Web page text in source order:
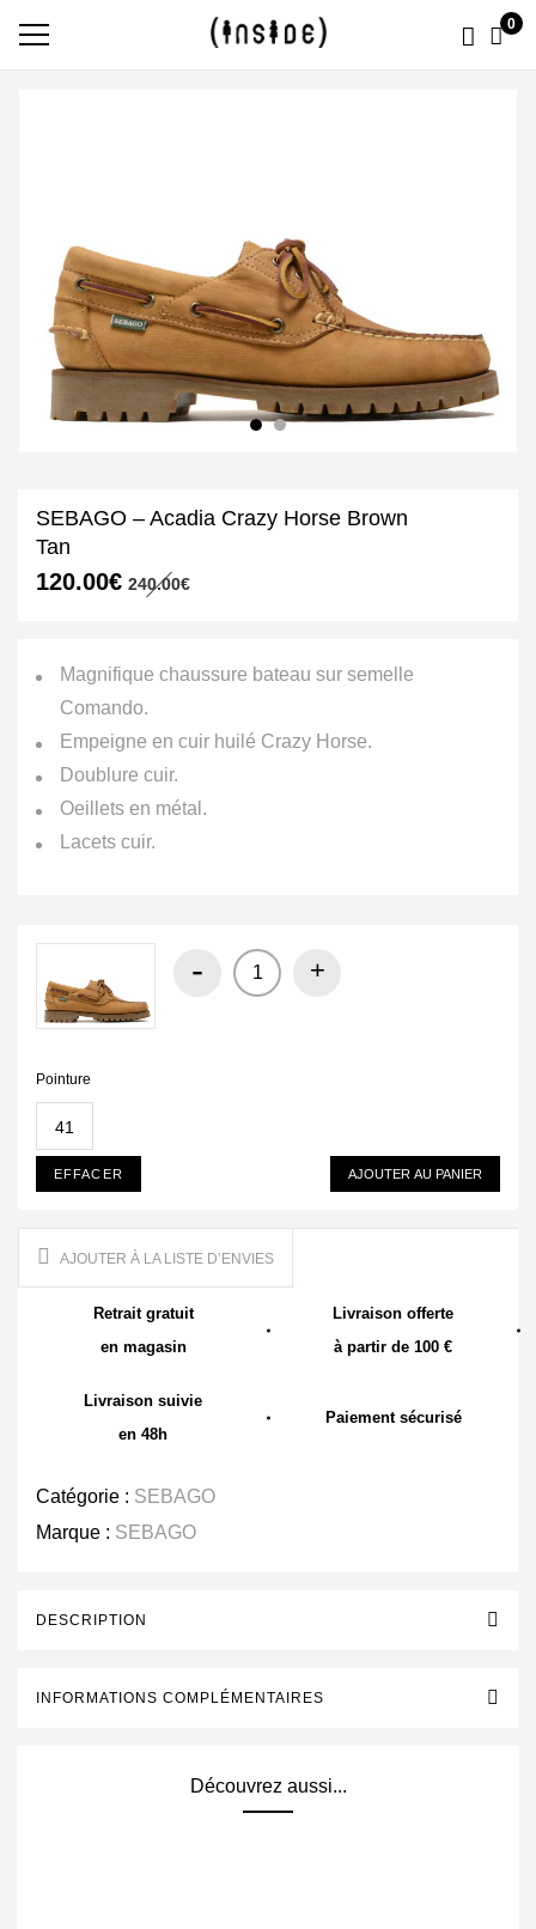
0
SEBAGO – Acadia Crazy Horse Brown
Tan
240.00€Le
240.00€.
120.00€ Le
120.00€.
Magnifique chaussure bateau sur semelle
Comando.
Empeigne en cuir huilé Crazy Horse.
Doublure cuir.
Oeillets en métal.
Lacets cuir.
- +
Pointure
41
EFFACER AJOUTER AU PANIER
AJOUTER À LA LISTE D’ENVIES
Retrait gratuit
en magasin
Livraison offerte
à partir de 100 €
Livraison suivie
en 48h
Paiement sécurisé
Catégorie : SEBAGO
Marque : SEBAGO
DESCRIPTION
INFORMATIONS COMPLÉMENTAIRES
Découvrez aussi...